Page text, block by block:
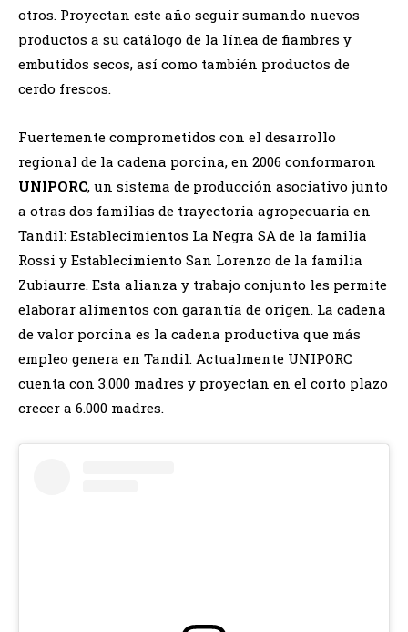
otros. Proyectan este año seguir sumando nuevos
productos a su catálogo de la línea de fiambres y
embutidos secos, así como también productos de
cerdo frescos.
Fuertemente comprometidos con el desarrollo
regional de la cadena porcina, en 2006 conformaron
UNIPORC, un sistema de producción asociativo junto
a otras dos familias de trayectoria agropecuaria en
Tandil: Establecimientos La Negra SA de la familia
Rossi y Establecimiento San Lorenzo de la familia
Zubiaurre. Esta alianza y trabajo conjunto les permite
elaborar alimentos con garantía de origen. La cadena
de valor porcina es la cadena productiva que más
empleo genera en Tandil. Actualmente UNIPORC
cuenta con 3.000 madres y proyectan en el corto plazo
crecer a 6.000 madres.